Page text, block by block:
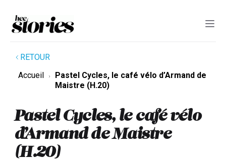
RETOUR
Accueil
Pastel Cycles, le café vélo d’Armand de
Maistre (H.20)
Pastel Cycles, le café vélo
d’Armand de Maistre
(H.20)